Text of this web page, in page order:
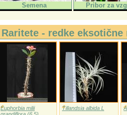
Semena Pribor za
Raritete - redke
Euphorbia milii
Tillandsia albida L